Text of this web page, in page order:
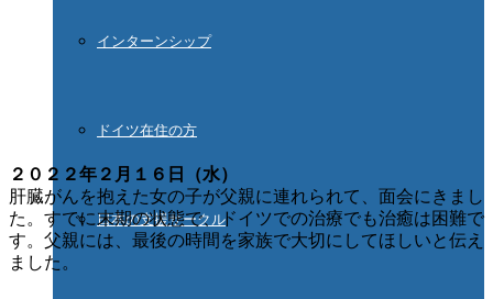
インターンシップ
ドイツ在住の方
日本の支援サークル
２０２２年２月１６日（水）
肝臓がんを抱えた女の子が父親に連れられて、面会にきまし
た。すでに末期の状態で、ドイツでの治療でも治癒は困難で
す。父親には、最後の時間を家族で大切にしてほしいと伝え
ました。